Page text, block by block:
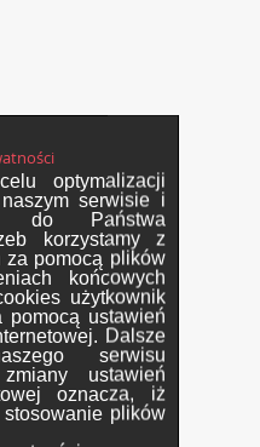
optymalizacji
serwisie i
do Państwa
korzystamy z
za pomocą plików
końcowych
użytkownik
pomocą ustawień
Dalsze
serwisu
ustawień
oznacza, iż
plików